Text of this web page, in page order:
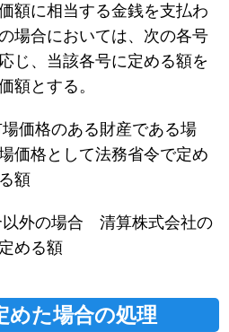
額に相当する金銭を支払わ
場合においては、次の各号
じ、当該各号に定める額を
額とする。
価格のある財産である場
価格として法務省令で定め
額
外の場合 清算株式会社の
める額
めた場合の処理